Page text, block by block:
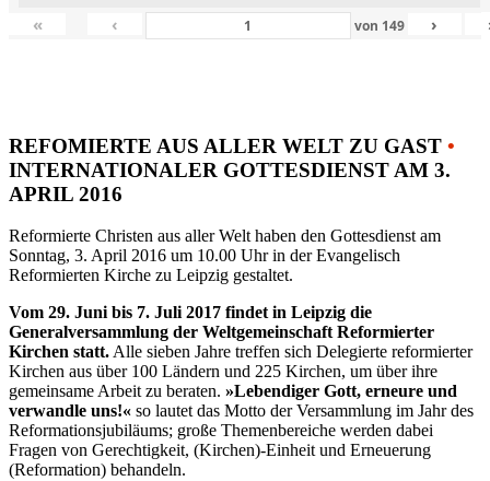
«
‹ von 149 ›
REFOMIERTE AUS ALLER WELT ZU GAST •
INTERNATIONALER GOTTESDIENST AM 3.
APRIL 2016
Reformierte Christen aus aller Welt haben den Gottesdienst am
Sonntag, 3. April 2016 um 10.00 Uhr in der Evangelisch
Reformierten Kirche zu Leipzig gestaltet.
Vom 29. Juni bis 7. Juli 2017 findet in Leipzig die
Generalversammlung der Weltgemeinschaft Reformierter
Kirchen statt.Alle sieben Jahre treffen sich Delegierte reformierter
Kirchen aus über 100 Ländern und 225 Kirchen, um über ihre
gemeinsame Arbeit zu beraten. »Lebendiger Gott, erneure und
verwandle uns!« so lautet das Motto der Versammlung im Jahr des
Reformationsjubiläums; große Themenbereiche werden dabei
Fragen von Gerechtigkeit, (Kirchen)-Einheit und Erneuerung
(Reformation) behandeln.